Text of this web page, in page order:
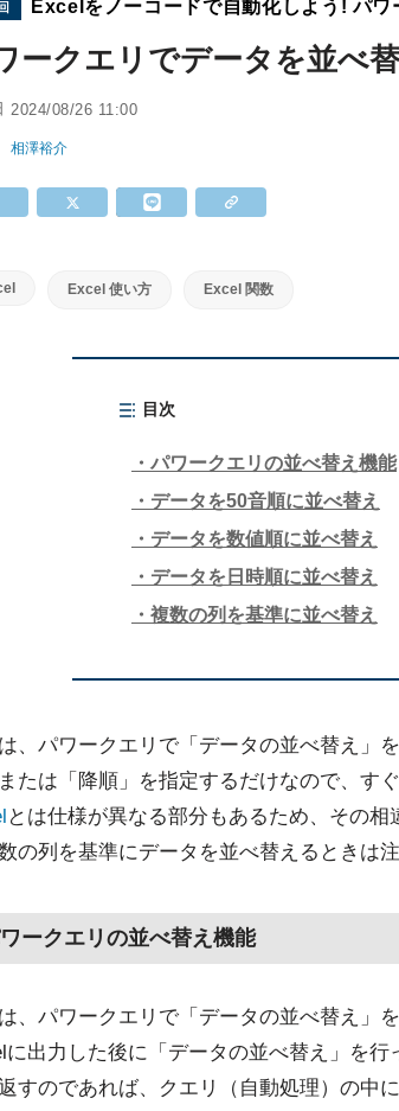
Excelをノーコードで自動化しよう! パワ
ークエリでデータを並べ
2024/08/26 11:00
相澤裕介
Excel 使い方 Excel 関数
目次
パワークエリの並べ替え機能
データを50音順に並べ替え
データを数値順に並べ替え
データを日時順に並べ替え
複数の列を基準に並べ替え
、パワークエリで「データの並べ替え」
たは「降順」を指定するだけなので、す
とは仕様が異なる部分もあるため、その
の列を基準にデータを並べ替えるときは注
ークエリの並べ替え機能
、パワークエリで「データの並べ替え」
に出力した後に「データの並べ替え」を
すのであれば、クエリ（自動処理）の中